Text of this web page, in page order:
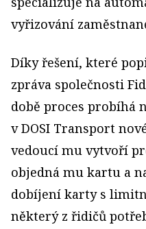
vyřizování
Díky řešení, které
zpráva společnosti
době proces probíhá
v DOSI Transport
vedoucí mu vytvoří
objedná mu kartu a
dobíjení karty s
některý z řidičů